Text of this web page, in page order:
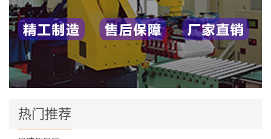
热门推荐